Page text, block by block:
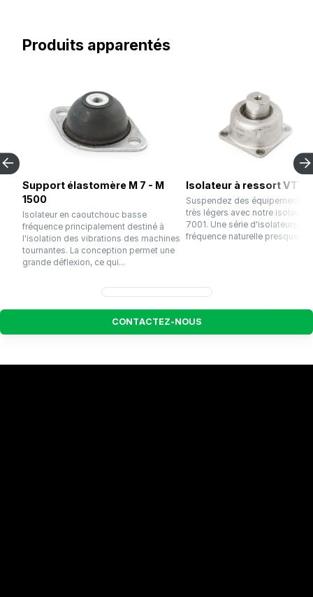
Produits apparentés
Support élastomère M 7 - M
1500
Isolateur en caoutchouc basse
fréquence principalement destiné à
l'isolation des vibrations des machines
tournantes. La conception permet une
grande déflexion, ce qui...
Isolateur à ressort
Suspendez des équipements
très légers avec notre isolateur
7001. Une série d'isolateurs
fréquence naturelle presque
CONTACTEZ-NOUS